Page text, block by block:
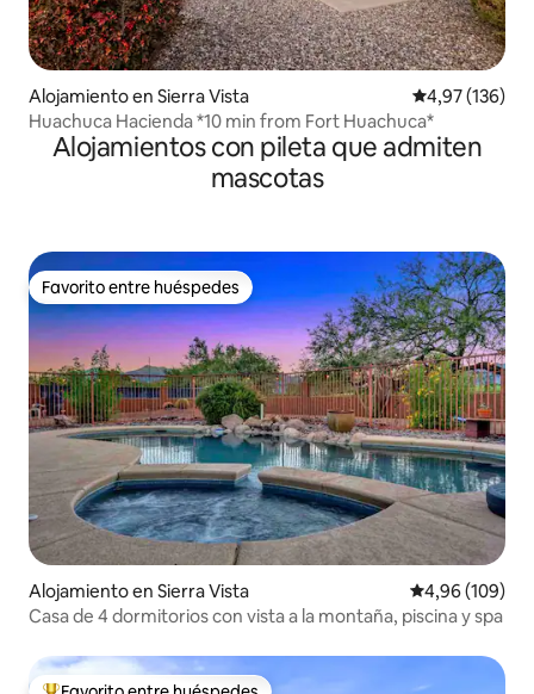
Alojamiento en Sierra Vista Calificación
4,97 (136)
Huachuca Hacienda *10 min from Fort Huachuca*
Alojamientos con pileta que admiten
mascotas
Favorito entre huéspedes
Favorito entre huéspedes
Alojamiento en Sierra Vista Calificación
4,96 (109)
Casa de 4 dormitorios con vista a la montaña, piscina y spa